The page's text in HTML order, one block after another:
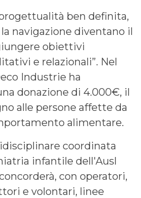
ben definita,
la navigazione diventano il
obiettivi
e relazionali”. Nel
Industrie ha
donazione di 4.000€, il
alle persone affette da
alimentare.
coordinata
infantile dell'Ausl
con operatori,
e volontari, linee